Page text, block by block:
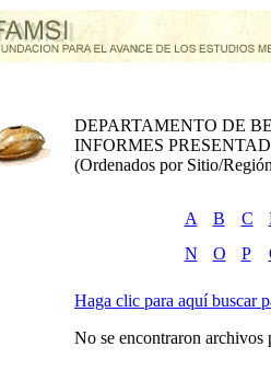
DEPARTAMENTO DE
INFORMES
(Ordenados por Sitio/
A B C
N
O P
Haga clic para aquí buscar
No se encontraron archivos